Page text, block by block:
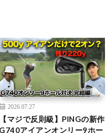
2026.07.27
【マジで反則級】PINGの新作
G740アイアンオンリー9ホー